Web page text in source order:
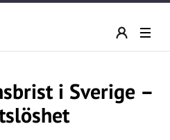
i Sverige –